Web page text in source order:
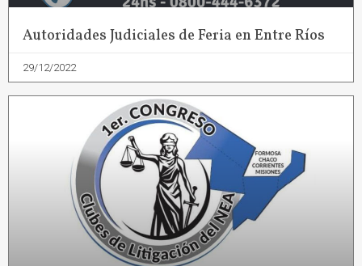
Autoridades Judiciales de Feria en Entre Ríos
29/12/2022